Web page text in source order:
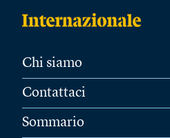
Chi siamo
Contattaci
Sommario